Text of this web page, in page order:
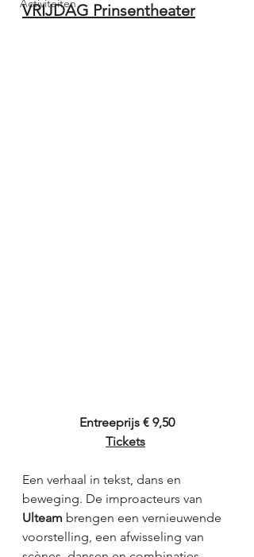
Activiteiten
VRIJDAG Prinsentheater
Entreeprijs € 9,50
Tickets
Een verhaal in tekst, dans en
beweging. De improacteurs van
Ulteam brengen een vernieuwende
voorstelling, een afwisseling van